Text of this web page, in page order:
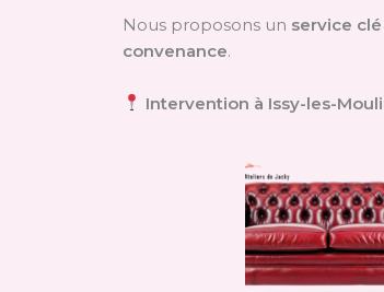
Nous proposons un service
convenance.
Intervention à Issy-les-